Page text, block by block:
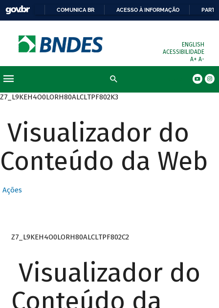
COMUNICA BR ACESSO À INFORMAÇÃO
ENGLISH
ACESSIBILIDADE
A+ A-
Z7_L9KEH4O0LORH80ALCLTPF802K3
Visualizador do
Conteúdo da Web
Ações
Z7_L9KEH4O0LORH80ALCLTPF802C2
Visualizador do
Conteúdo da